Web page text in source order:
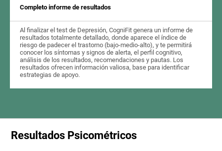
Completo informe de resultados
Al finalizar el test de Depresión, CogniFit genera un informe de
resultados totalmente detallado, donde aparece el índice de
riesgo de padecer el trastorno (bajo-medio-alto), y te permitirá
conocer los síntomas y signos de alerta, el perfil cognitivo,
análisis de los resultados, recomendaciones y pautas. Los
resultados ofrecen información valiosa, base para identificar
estrategias de apoyo.
Resultados Psicométricos